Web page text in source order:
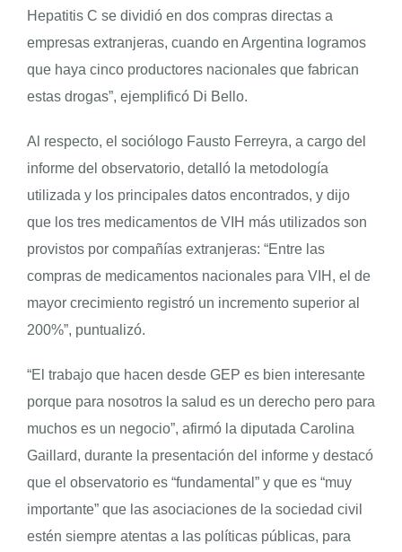
Hepatitis C se dividió en dos compras directas a
empresas extranjeras, cuando en Argentina logramos
que haya cinco productores nacionales que fabrican
estas drogas”, ejemplificó Di Bello.
Al respecto, el sociólogo Fausto Ferreyra, a cargo del
informe del observatorio, detalló la metodología
utilizada y los principales datos encontrados, y dijo
que los tres medicamentos de VIH más utilizados son
provistos por compañías extranjeras: “Entre las
compras de medicamentos nacionales para VIH, el de
mayor crecimiento registró un incremento superior al
200%”, puntualizó.
“El trabajo que hacen desde GEP es bien interesante
porque para nosotros la salud es un derecho pero para
muchos es un negocio”, afirmó la diputada Carolina
Gaillard, durante la presentación del informe y destacó
que el observatorio es “fundamental” y que es “muy
importante” que las asociaciones de la sociedad civil
estén siempre atentas a las políticas públicas, para